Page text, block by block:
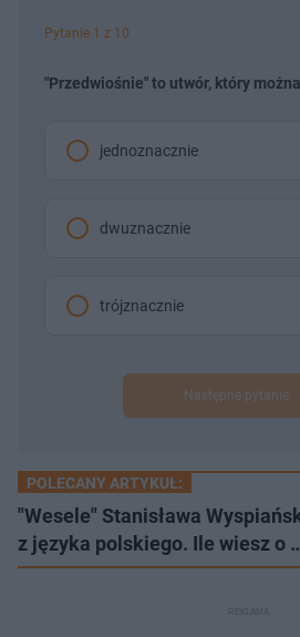
Pytanie 1 z 10
"Przedwiośnie" to utwór, który
jednoznacznie
dwuznacznie
trójznacznie
Następne pytanie
POLECANY ARTYKUŁ:
"Wesele" Stanisława
z języka polskiego. Ile wiesz o